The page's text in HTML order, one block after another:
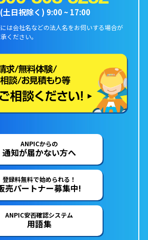
土日祝除く) 9:00 ~ 17:00
は会社名などの法人名をお伺いする場合が
ください。
ANPICからの
通知が届かない方へ
登録料無料で始められる！
売パートナー募集中!
ANPIC安否確認システム
用語集